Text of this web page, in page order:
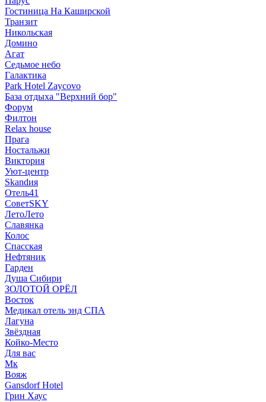
Гостиница На Каширской
Транзит
Никольская
Домино
Агат
Седьмое небо
Галактика
Park Hotel Zaycovo
База отдыха "Верхний бор"
Форум
Филтон
Relax house
Прага
Ностальжи
Виктория
Уют-центр
Skandия
Отель41
СоветSKY
ЛетоЛето
Славянка
Колос
Спасская
Нефтяник
Гарден
Душа Сибири
ЗОЛОТОЙ ОРЁЛ
Восток
Медикал отель энд СПА
Лагуна
Звёздная
Койко-Место
Для вас
Мк
Вояж
Gansdorf Hotel
Грин Хаус